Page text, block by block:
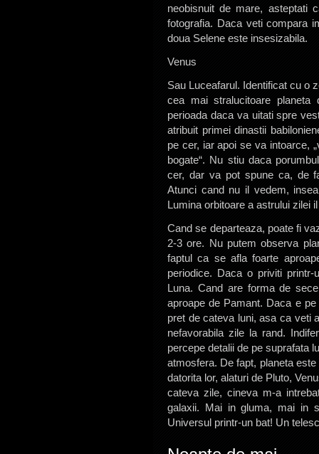
neobisnuit de mare, asteptati
fotografia. Daca veti compara
doua Selene este insesizabila.
Venus
Sau Luceafarul. Identificat cu o
cea mai stralucitoare
perioada daca va uitati spre
atribuit primei dinastii
pe cer, iar apoi se va intoarce,
bogate“. Nu stiu daca
cer, dar va pot spune ca, de
Atunci cand nu il vedem,
Lumina orbitoare a astrului zilei
Cand se departeaza, poate fi
2-3 ore. Nu putem observa
faptul ca se afla foarte
periodice. Daca o priviti
Luna. Cand are forma de
aproape de Pamant. Daca e
pret de cateva luni, asa ca veti
nefavorabila zile la rand.
percepe detalii de pe suprafata
atmosfera. De fapt, planeta
datorita lor, alaturi de Pluto,
cateva zile, cineva m-a
galaxii. Mai in gluma, mai in
Universul printr-un bat! Un